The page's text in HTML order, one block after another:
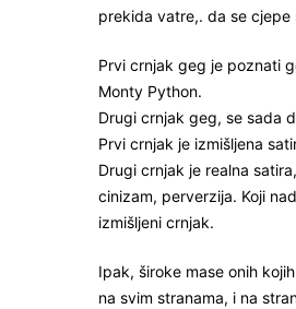
prekida vatre,. da se cjepe
Prvi crnjak geg je poznati
Monty Python.
Drugi crnjak geg, se sada
Prvi crnjak je izmišljena
Drugi crnjak je realna
cinizam, perverzija. Koji
izmišljeni crnjak.
Ipak, široke mase onih
na svim stranama, i na